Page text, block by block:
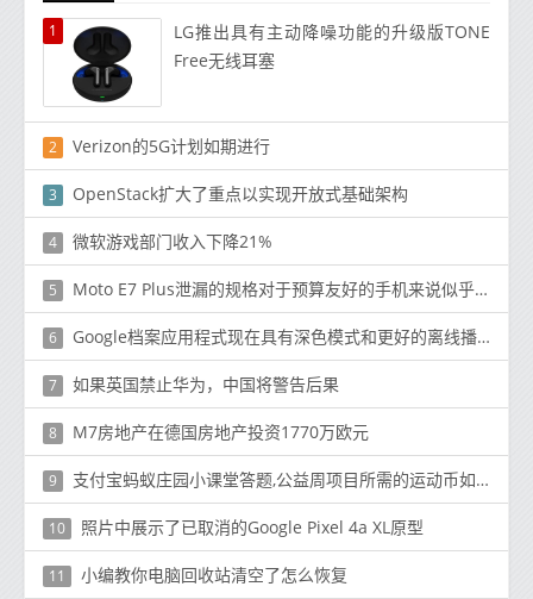
1
LG推出具有主动降噪功能的升级版TONE
Free无线耳塞
2 Verizon的5G计划如期进行
3 OpenStack扩大了重点以实现开放式基础架构
4 微软游戏部门收入下降21%
5 Moto E7 Plus泄漏的规格对于预算友好的手机来说似乎很完美
6 Google档案应用程式现在具有深色模式和更好的离线播放控制
7 如果英国禁止华为，中国将警告后果
8 M7房地产在德国房地产投资1770万欧元
9 支付宝蚂蚁庄园小课堂答题,公益周项目所需的运动币如何获得
10 照片中展示了已取消的Google Pixel 4a XL原型
11 小编教你电脑回收站清空了怎么恢复